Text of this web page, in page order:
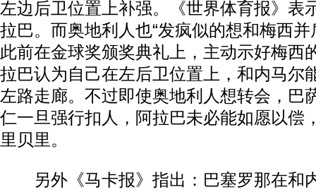
左边后卫位置上补强。《世界体育报》表
拉巴。而奥地利人也“发疯似的想和梅西并
此前在金球奖颁奖典礼上，主动示好梅西
拉巴认为自己在左后卫位置上，和内马尔
左路走廊。不过即使奥地利人想转会，巴
仁一旦强行扣人，阿拉巴未必能如愿以偿
里贝里。
另外《马卡报》指出：巴塞罗那在和